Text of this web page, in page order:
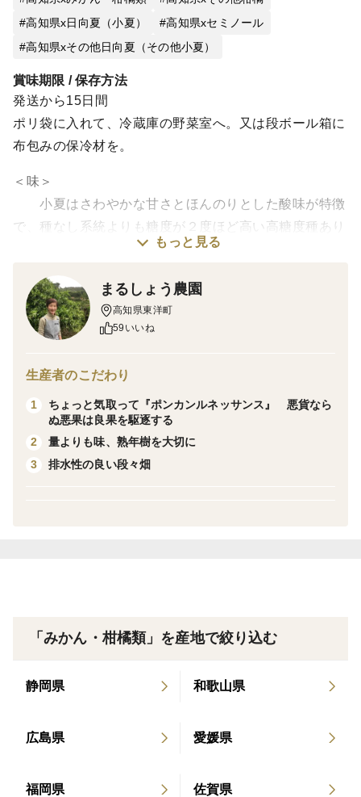
高知県x日向夏（小夏）
高知県xセミノール
高知県xその他日向夏（その他小夏）
賞味期限 / 保存方法
発送から15日間
ポリ袋に入れて、冷蔵庫の野菜室へ。又は段ボール箱に
布包みの保冷材を。
＜味＞
小夏はさわやかな甘さとほんのりとした酸味が特徴
で、種なし系統よりも糖度が２度ほど高い高糖度種あり
系の小夏です。甘みのあるアルベド（白い内皮）と一緒
甘くて果汁たっぷりの優れた柑橘です。果皮は太陽がよ
く当たると黄色っぽくなり、葉陰など陽光を浴びない部
分は深紅になる少し変わり者なのでよく誤解されます
＜栽培のこだわり＞
化学系農薬や除草剤不使用（天然系農薬は使用）の栽
培です。両品種とも傷みやすい弱点がありますが、収穫
＜品種など＞
な味です。果実は日光を浴びた部分は黄色っぽく、陽が
すすめしたいのは糖度の高いこの系統です。
もっと見る
まるしょう農園
高知県東洋町
59いいね
生産者のこだわり
1
ちょっと気取って『ポンカンルネッサンス』 悪貨なら
ぬ悪果は良果を駆逐する
2
量よりも味、熟年樹を大切に
3
排水性の良い段々畑
「みかん・柑橘類」を産地で絞り込む
静岡県 和歌山県
広島県 愛媛県
福岡県 佐賀県